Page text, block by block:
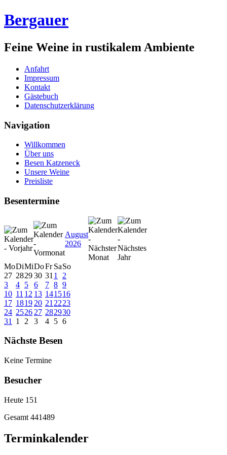
Bergauer
Feine Weine in rustikalem Ambiente
Anfahrt
Impressum
Kontakt
Gästebuch
Datenschutzerklärung
Navigation
Willkommen
Über uns
Besen Katzeneck
Unsere Weine
Preisliste
Besentermine
August
2026
MoDiMiDoFr SaSo
27 282930 31 1
2
3
4 5 6 7 8 9
10 11 12 13 141516
17 1819 20 21 2223
24 2526 27 282930
31
1 2 3 4 5 6
Nächste Besen
Keine Termine
Besucher
Heute 151
Gesamt 441489
Terminkalender